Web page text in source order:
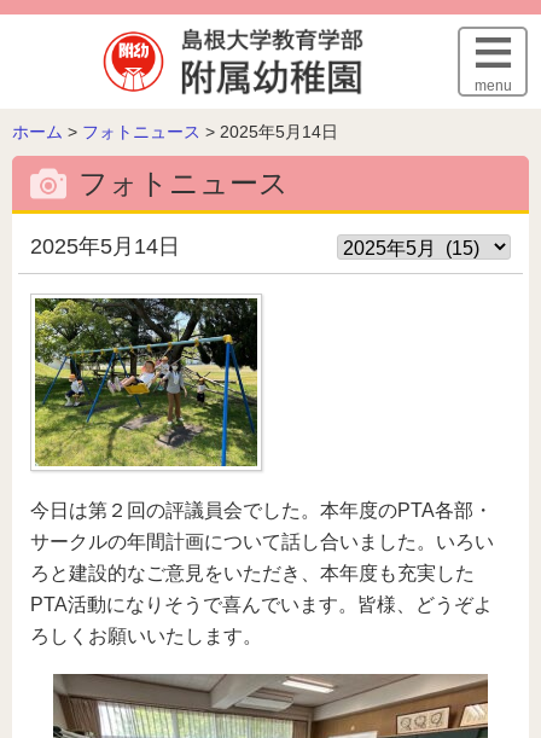
このページの本文へ
menu
こ
の
ー
ホーム > フォトニュース > 2025年5月14日
フォトニュース
2025年5月14日
今日は第２回の評議員会でした。本年度のPTA各部・
サークルの年間計画について話し合いました。いろい
ろと建設的なご意見をいただき、本年度も充実した
PTA活動になりそうで喜んでいます。皆様、どうぞよ
ろしくお願いいたします。